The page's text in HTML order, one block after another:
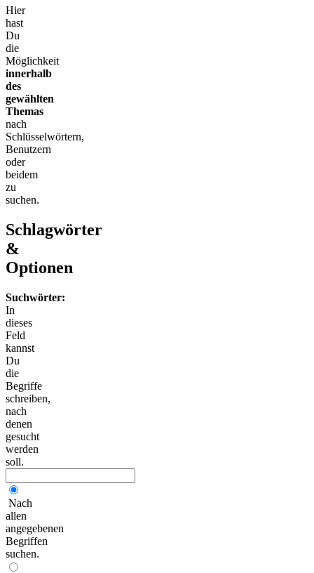
Hier
hast
Du
die
Möglichkeit
innerhalb
des
gewählten
Themas
nach
Schlüsselwörtern,
Benutzern
oder
beidem
zu
suchen.
Schlagwörter
&
Optionen
Suchwörter:
In
dieses
Feld
kannst
Du
die
Begriffe
schreiben,
nach
denen
gesucht
werden
soll.
Nach
allen
angegebenen
Begriffen
suchen.